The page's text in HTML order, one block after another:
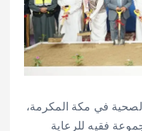
في مكة المكرمة،
فقيه للرعاية